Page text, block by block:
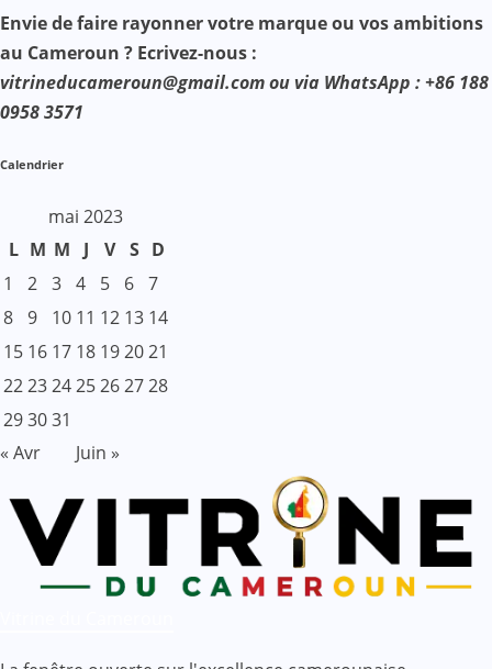
Envie de faire rayonner votre marque ou vos ambitions
au Cameroun ? Ecrivez-nous :
vitrineducameroun@gmail.com ou via WhatsApp : +86 188
0958 3571
Calendrier
mai 2023
L M M J V S D
1
2 3 4 5 6 7
8 9 10 11 12 13 14
15 16 17 18 192021
22232425262728
293031
« Avr
Juin »